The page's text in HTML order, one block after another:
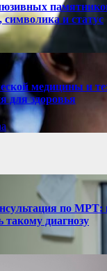
символика и статус
медицины и
для здоровья
по МРТ:
диагнозу